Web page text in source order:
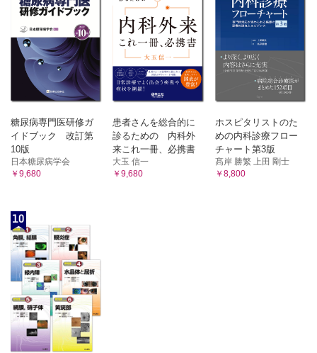
糖尿病専門医研修ガ
イドブック 改訂第
10版
日本糖尿病学会
￥9,680
患者さんを総合的に
診るための 内科外
来これ一冊、必携書
大玉 信一
￥9,680
ホスピタリストのた
めの内科診療フロー
チャート第3版
髙岸 勝繁 上田 剛士
￥8,800
10